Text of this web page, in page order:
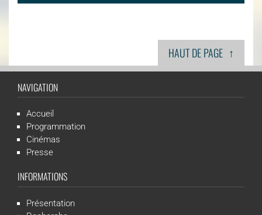
HAUT DE PAGE ↑
NAVIGATION
Accueil
Programmation
Cinémas
Presse
INFORMATIONS
Présentation